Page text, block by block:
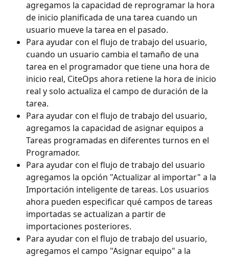
agregamos la capacidad de reprogramar la hora
de inicio planificada de una tarea cuando un
usuario mueve la tarea en el pasado.
Para ayudar con el flujo de trabajo del usuario,
cuando un usuario cambia el tamaño de una
tarea en el programador que tiene una hora de
inicio real, CiteOps ahora retiene la hora de inicio
real y solo actualiza el campo de duración de la
tarea.
Para ayudar con el flujo de trabajo del usuario,
agregamos la capacidad de asignar equipos a
Tareas programadas en diferentes turnos en el
Programador.
Para ayudar con el flujo de trabajo del usuario
agregamos la opción "Actualizar al importar" a la
Importación inteligente de tareas. Los usuarios
ahora pueden especificar qué campos de tareas
importadas se actualizan a partir de
importaciones posteriores.
Para ayudar con el flujo de trabajo del usuario,
agregamos el campo "Asignar equipo" a la